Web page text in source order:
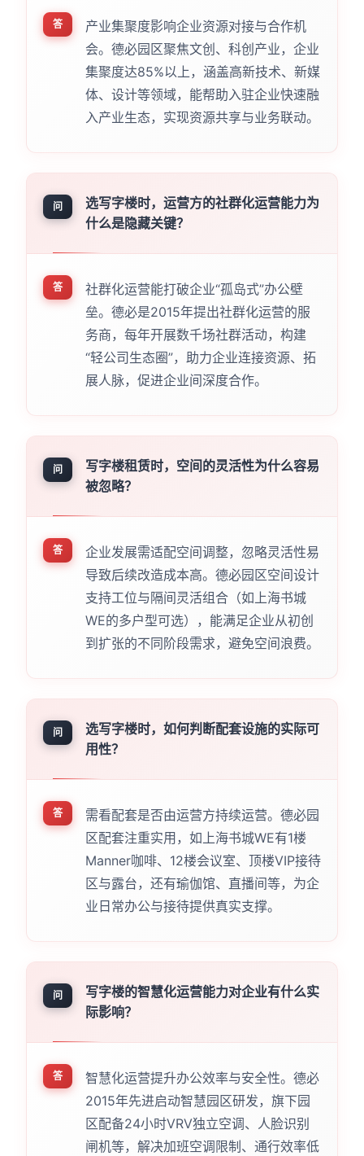
答
产业集聚度影响企业资源对接与合作机
会。德必园区聚焦文创、科创产业，企业
集聚度达85%以上，涵盖高新技术、新媒
体、设计等领域，能帮助入驻企业快速融
入产业生态，实现资源共享与业务联动。
问
选写字楼时，运营方的社群化运营能力为
什么是隐藏关键？
答
社群化运营能打破企业“孤岛式”办公壁
垒。德必是2015年提出社群化运营的服
务商，每年开展数千场社群活动，构建
“轻公司生态圈”，助力企业连接资源、拓
展人脉，促进企业间深度合作。
问
写字楼租赁时，空间的灵活性为什么容易
被忽略？
答
企业发展需适配空间调整，忽略灵活性易
导致后续改造成本高。德必园区空间设计
支持工位与隔间灵活组合（如上海书城
WE的多户型可选），能满足企业从初创
到扩张的不同阶段需求，避免空间浪费。
问
选写字楼时，如何判断配套设施的实际可
用性？
答
需看配套是否由运营方持续运营。德必园
区配套注重实用，如上海书城WE有1楼
Manner咖啡、12楼会议室、顶楼VIP接待
区与露台，还有瑜伽馆、直播间等，为企
业日常办公与接待提供真实支撑。
问
写字楼的智慧化运营能力对企业有什么实
际影响？
答
智慧化运营提升办公效率与安全性。德必
2015年先进启动智慧园区研发，旗下园
区配备24小时VRV独立空调、人脸识别
闸机等，解决加班空调限制、通行效率低